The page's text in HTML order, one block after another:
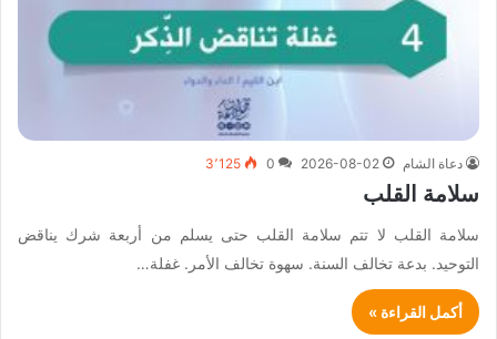
دعاة الشام 2026-08-02
0 3٬125
سلامة القلب
سلامة القلب لا تتم سلامة القلب حتى يسلم من أربعة شرك يناقض
التوحيد. بدعة تخالف السنة. سهوة تخالف الأمر. غفلة…
أكمل القراءة »